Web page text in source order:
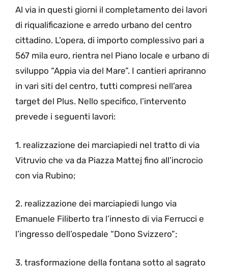
Al via in questi giorni il completamento dei lavori
di riqualificazione e arredo urbano del centro
cittadino. L’opera, di importo complessivo pari a
567 mila euro, rientra nel Piano locale e urbano di
sviluppo “Appia via del Mare”. I cantieri apriranno
in vari siti del centro, tutti compresi nell’area
target del Plus. Nello specifico, l’intervento
prevede i seguenti lavori:
1. realizzazione dei marciapiedi nel tratto di via
Vitruvio che va da Piazza Mattej fino all’incrocio
con via Rubino;
2. realizzazione dei marciapiedi lungo via
Emanuele Filiberto tra l’innesto di via Ferrucci e
l’ingresso dell’ospedale “Dono Svizzero”;
3. trasformazione della fontana sotto al sagrato